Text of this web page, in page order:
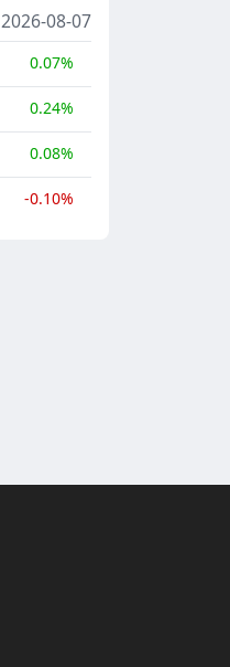
2026-08-07
0.07%
0.24%
0.08%
-0.10%